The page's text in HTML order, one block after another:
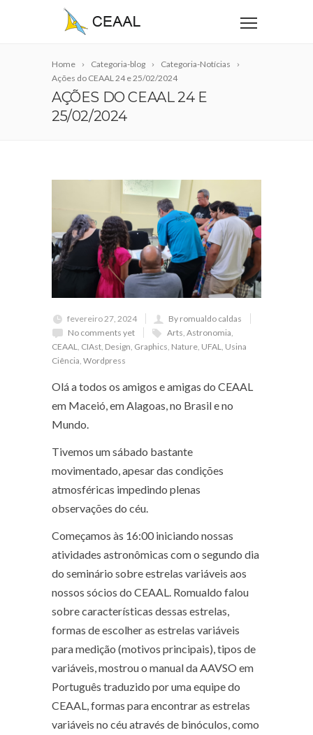
Home Categoria-blog
Categoria-Notícias
Ações do CEAAL 24 e 25/02/2024
AÇÕES DO CEAAL 24 E
25/02/2024
fevereiro 27, 2024
By romualdo caldas
No comments yet
Arts Astronomia
CEAAL
CIAst Design Graphics Nature UFAL
Usina
Ciência Wordpress
Olá a todos os amigos e amigas do CEAAL
em Maceió, em Alagoas, no Brasil e no
Mundo.
Tivemos um sábado bastante
movimentado, apesar das condições
atmosféricas impedindo plenas
observações do céu.
Começamos às 16:00 iniciando nossas
atividades astronômicas com o segundo dia
do seminário sobre estrelas variáveis aos
nossos sócios do CEAAL. Romualdo falou
sobre características dessas estrelas,
formas de escolher as estrelas variáveis
para medição (motivos principais), tipos de
variáveis, mostrou o manual da AAVSO em
Português traduzido por uma equipe do
CEAAL, formas para encontrar as estrelas
variáveis no céu através de binóculos, como